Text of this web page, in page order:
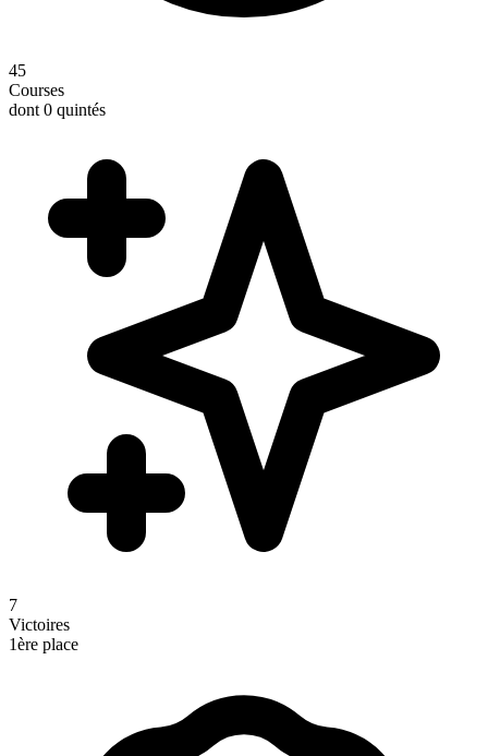
45
Courses
dont 0 quintés
7
Victoires
1ère place